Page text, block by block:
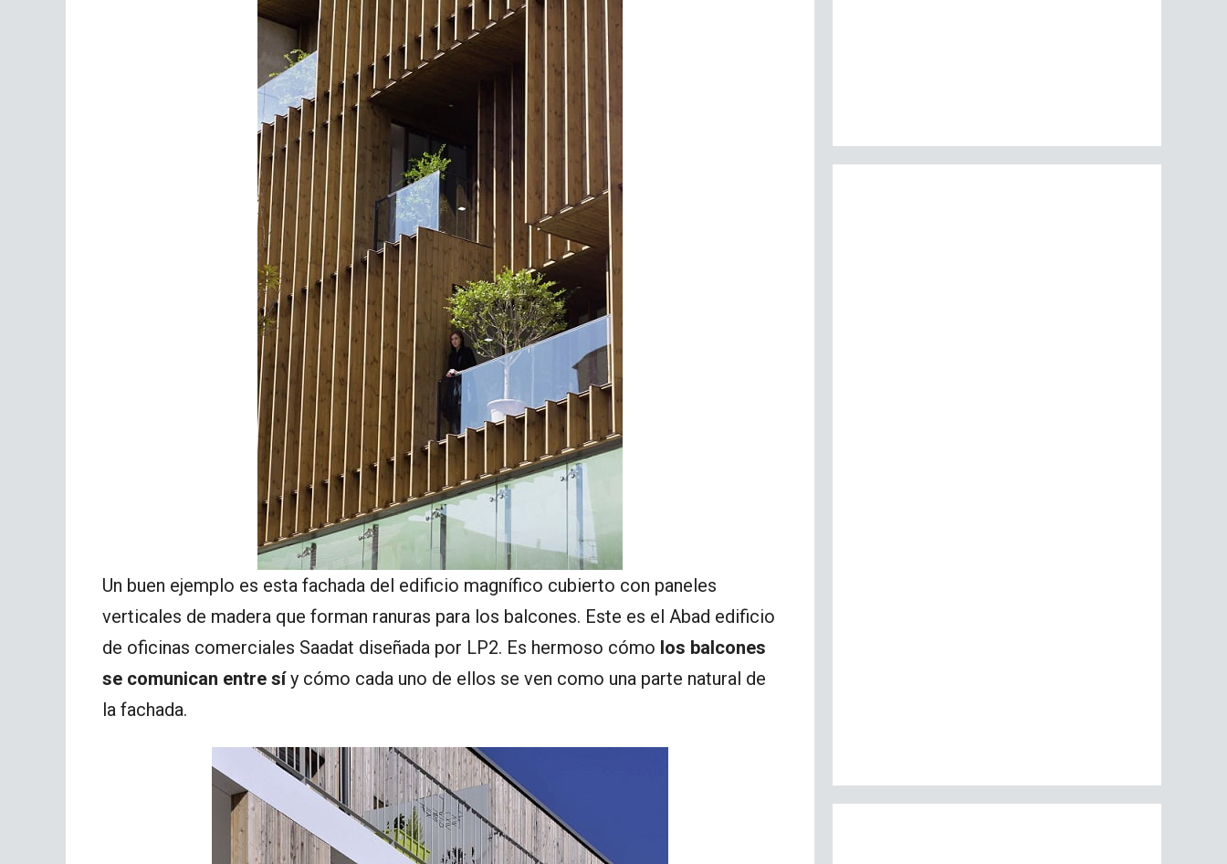
Un buen ejemplo es esta fachada del edificio magnífico cubierto con paneles
verticales de madera que forman ranuras para los balcones. Este es el Abad edificio
de oficinas comerciales Saadat diseñada por LP2. Es hermoso cómo los balcones
se comunican entre síy cómo cada uno de ellos se ven como una parte natural de
la fachada.